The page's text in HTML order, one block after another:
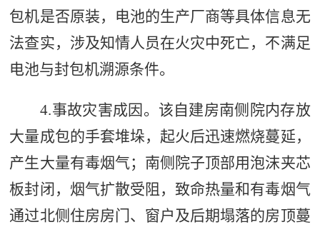
包机是否原装，电池的生产厂商等具体信息无
法查实，涉及知情人员在火灾中死亡，不满足
电池与封包机溯源条件。
4.事故灾害成因。该自建房南侧院内存放
大量成包的手套堆垛，起火后迅速燃烧蔓延，
产生大量有毒烟气；南侧院子顶部用泡沫夹芯
板封闭，烟气扩散受阻，致命热量和有毒烟气
通过北侧住房房门、窗户及后期塌落的房顶蔓